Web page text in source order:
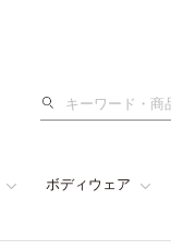
検
ボディウェア